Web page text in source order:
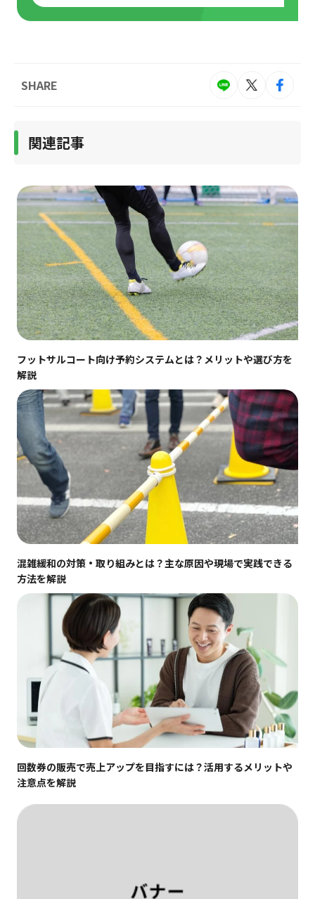
SHARE
関連記事
フットサルコート向け予約システムとは？メリットや選び方を
解説
混雑緩和の対策・取り組みとは？主な原因や現場で実践できる
方法を解説
回数券の販売で売上アップを目指すには？活用するメリットや
注意点を解説